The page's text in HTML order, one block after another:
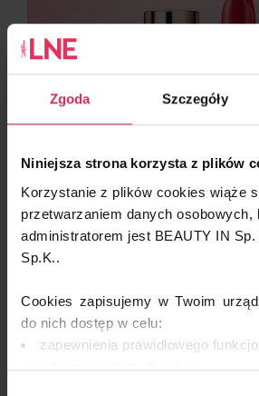
Zgoda Szczegóły
Niniejsza strona korzysta z plików
Korzystanie z plików cookies wiąże
przetwarzaniem danych osobowych,
administratorem jest BEAUTY IN
Sp.K..
Cookies zapisujemy w Twoim
do nich dostęp w celu:
zapewnienia prawidłowego
świadczenia naszych usług;
Wiśniowe pomadki